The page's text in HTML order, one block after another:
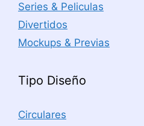
Series & Peliculas
Divertidos
Mockups & Previas
Tipo Diseño
Circulares